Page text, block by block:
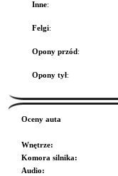
Inne:
Felgi:
Opony przód:
Opony tył:
Oceny auta
Wnętrze:
Komora silnika:
Audio: